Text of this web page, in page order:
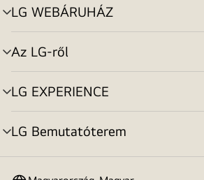
LG WEBÁRUHÁZ
menu
toggle
Az LG-ről
menu
toggle
LG EXPERIENCE
menu
toggle
LG Bemutatóterem
menu